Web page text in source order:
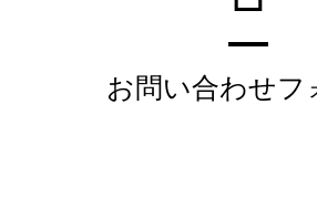
お問い合わせフ